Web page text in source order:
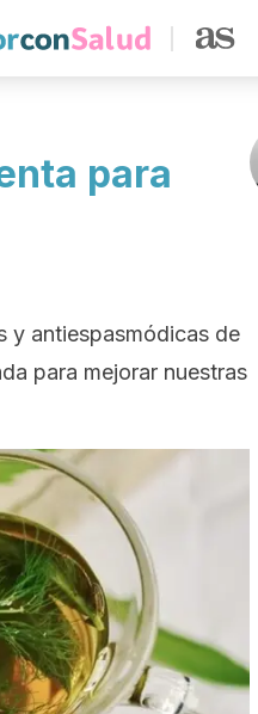
para
y antiespasmódicas de
para mejorar nuestras